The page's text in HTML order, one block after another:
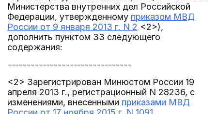
Министерства внутренних дел Российской
Федерации, утвержденному приказом МВД
России от 9 января 2013 г. N 2 <2>),
дополнить пунктом 33 следующего
содержания:
--------------------------------
<2> Зарегистрирован Минюстом России 19
апреля 2013 г., регистрационный N 28236, с
изменениями, внесенными приказами МВД